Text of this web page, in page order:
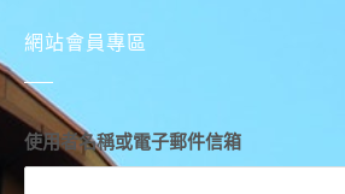
網站會員專區
使用者名稱或電子郵件信箱